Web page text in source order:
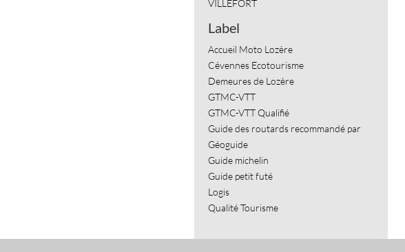
VILLEFORT
Label
Accueil Moto Lozère
Cévennes Ecotourisme
Demeures de Lozère
GTMC-VTT
GTMC-VTT Qualifié
Guide des routards recommandé par
Géoguide
Guide michelin
Guide petit futé
Logis
Qualité Tourisme